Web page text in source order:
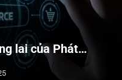
lai của Phát…